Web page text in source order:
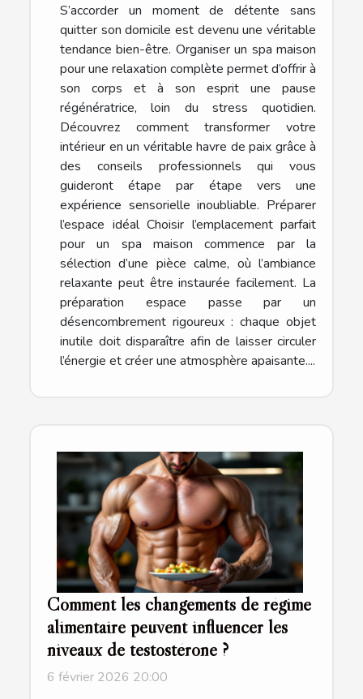
S’accorder un moment de détente sans
quitter son domicile est devenu une véritable
tendance bien-être. Organiser un spa maison
pour une relaxation complète permet d’offrir à
son corps et à son esprit une pause
régénératrice, loin du stress quotidien.
Découvrez comment transformer votre
intérieur en un véritable havre de paix grâce à
des conseils professionnels qui vous
guideront étape par étape vers une
expérience sensorielle inoubliable. Préparer
l’espace idéal Choisir l’emplacement parfait
pour un spa maison commence par la
sélection d’une pièce calme, où l’ambiance
relaxante peut être instaurée facilement. La
préparation espace passe par un
désencombrement rigoureux : chaque objet
inutile doit disparaître afin de laisser circuler
l’énergie et créer une atmosphère apaisante....
Comment les changements de régime
alimentaire peuvent influencer les
niveaux de testostérone ?
6 février 2026 20:00